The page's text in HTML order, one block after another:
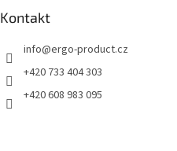
Kontakt
info@ergo-product.cz
+420 733 404 303
+420 608 983 095